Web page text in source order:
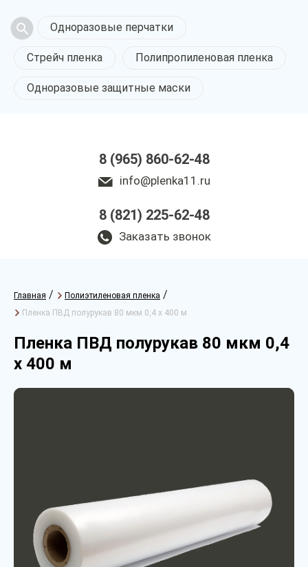
Одноразовые перчатки
Стрейч пленка Полипропиленовая пленка
Одноразовые защитные маски
8 (965) 860-62-48
info@plenka11.ru
8 (821) 225-62-48
Заказать звонок
Главная / Полиэтиленовая пленка /
Пленка ПВД полурукав 80 мкм 0,4 х 400 м
Пленка ПВД полурукав 80 мкм 0,4
х 400 м